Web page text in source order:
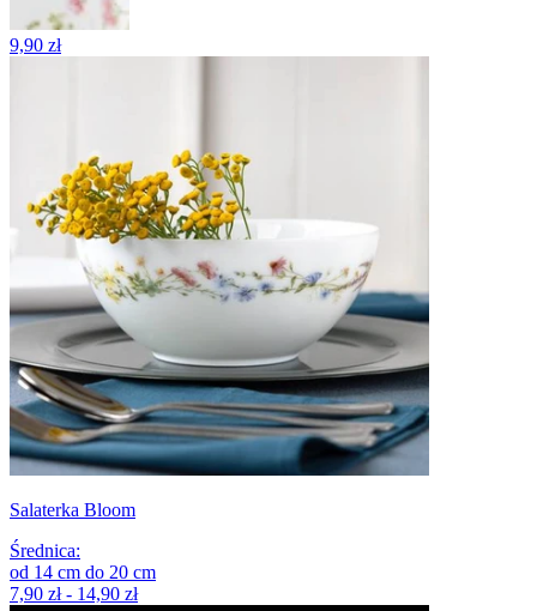
9,90 zł
Salaterka Bloom
Średnica:
od 14 cm do 20 cm
7,90 zł - 14,90 zł